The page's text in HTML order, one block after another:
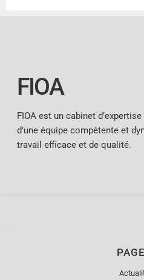
FIOA
FIOA est un cabinet
d’une équipe compétente et
travail efficace et de qualité.